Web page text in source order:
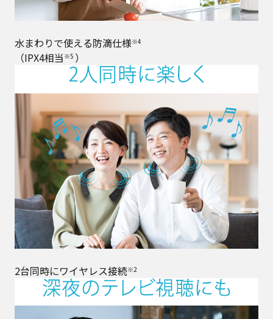
水まわりで使える防滴仕様※4
（IPX4相当 ※5 ）
2台同時にワイヤレス接続※2